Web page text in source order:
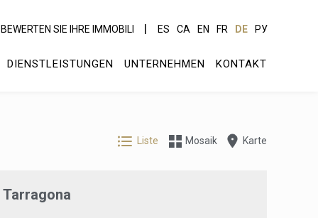
BEWERTEN SIE IHRE IMMOBILI ES CA EN FR DE РУ
DIENSTLEISTUNGEN UNTERNEHMEN KONTAKT
Liste Mosaik Karte